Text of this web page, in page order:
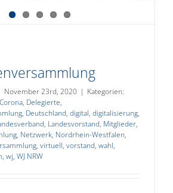
November 23rd, 2020 | Kategorien:
Corona, Delegierte,
, Deutschland, digital, digitalisierung,
, Landesvorstand, Mitglieder,
, Netzwerk, Nordrhein-Westfalen,
, virtuell, vorstand, wahl,
, wj, WJ NRW